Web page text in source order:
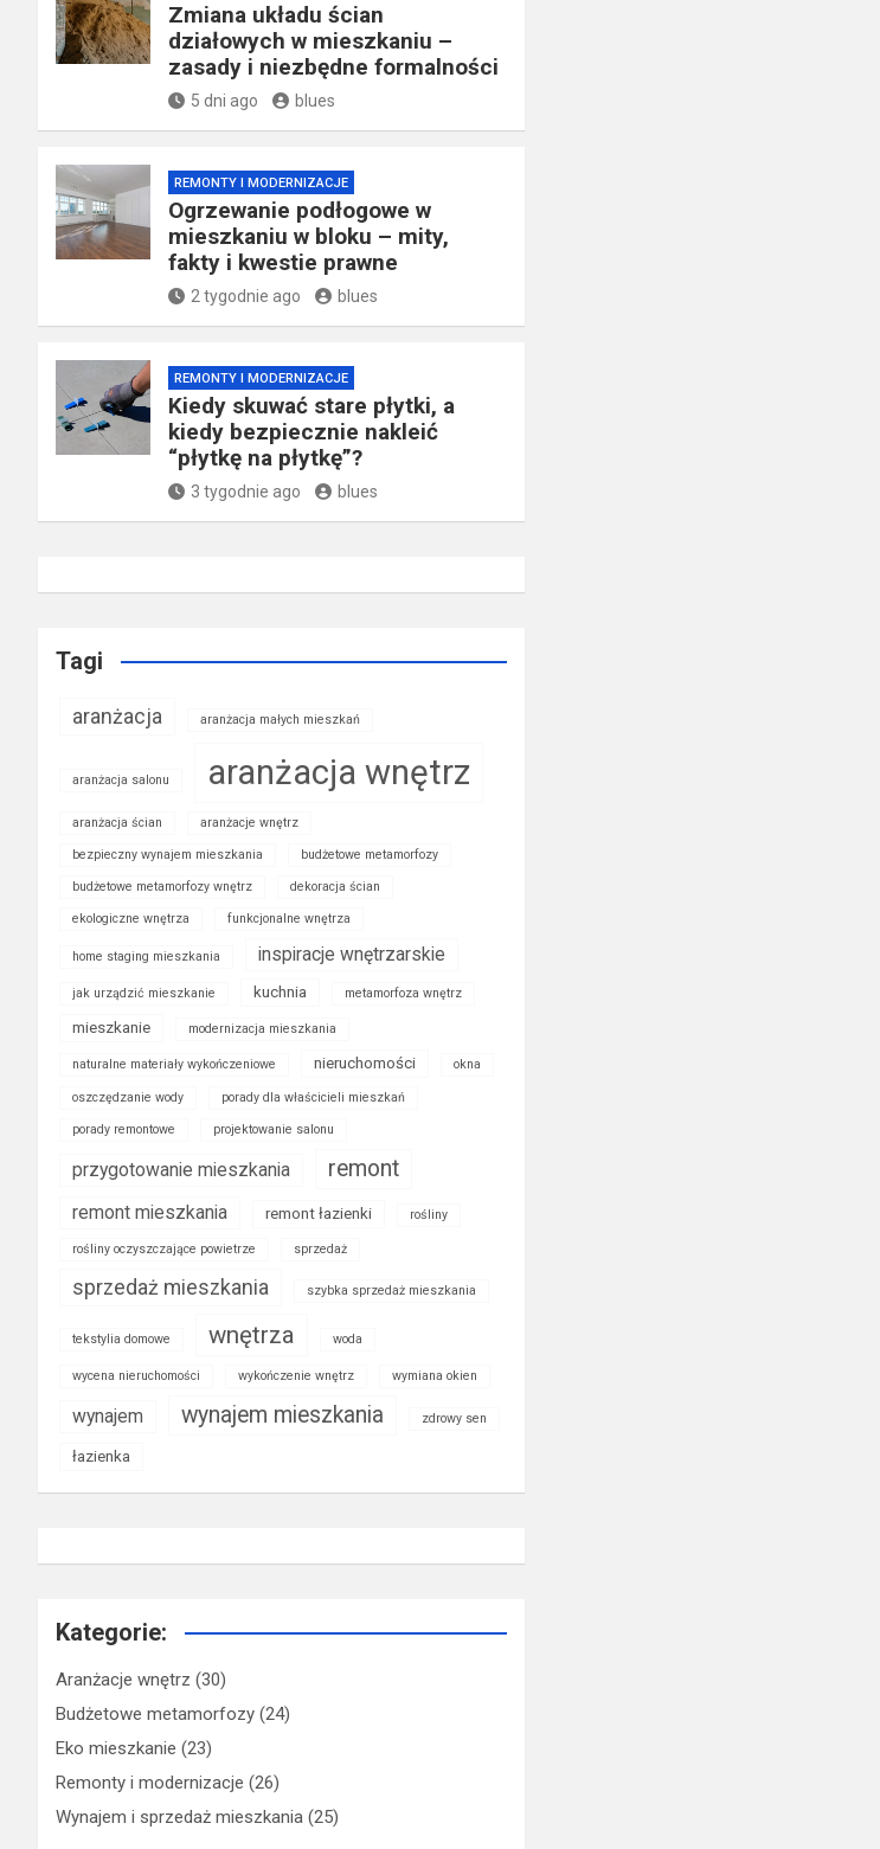
Zmiana układu ścian
działowych w mieszkaniu –
zasady i niezbędne formalności
5 dni ago blues
REMONTY I MODERNIZACJE
Ogrzewanie podłogowe w
mieszkaniu w bloku – mity,
fakty i kwestie prawne
2 tygodnie ago blues
REMONTY I MODERNIZACJE
Kiedy skuwać stare płytki, a
kiedy bezpiecznie nakleić
“płytkę na płytkę”?
3 tygodnie ago blues
Tagi
aranżacja aranżacja małych mieszkań
aranżacja salonu aranżacja wnętrz
aranżacja ścian aranżacje wnętrz
bezpieczny wynajem mieszkania budżetowe metamorfozy
budżetowe metamorfozy wnętrz dekoracja ścian
ekologiczne wnętrza funkcjonalne wnętrza
home staging mieszkania inspiracje wnętrzarskie
jak urządzić mieszkanie kuchnia metamorfoza wnętrz
mieszkanie modernizacja mieszkania
naturalne materiały wykończeniowe nieruchomości okna
oszczędzanie wody porady dla właścicieli mieszkań
porady remontowe projektowanie salonu
przygotowanie mieszkania remont
remont mieszkania remont łazienki rośliny
rośliny oczyszczające powietrze sprzedaż
sprzedaż mieszkania szybka sprzedaż mieszkania
tekstylia domowe wnętrza woda
wycena nieruchomości wykończenie wnętrz wymiana okien
wynajem wynajem mieszkania zdrowy sen
łazienka
Kategorie:
Aranżacje wnętrz (30)
Budżetowe metamorfozy (24)
Eko mieszkanie (23)
Remonty i modernizacje (26)
Wynajem i sprzedaż mieszkania (25)